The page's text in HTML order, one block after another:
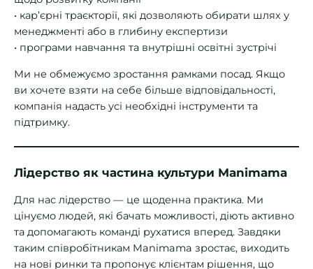
• кар’єрні траєкторії, які дозволяють обирати шлях у
менеджменті або в глибину експертизи
• програми навчання та внутрішні освітні зустрічі
Ми не обмежуємо зростання рамками посад. Якщо
ви хочете взяти на себе більше відповідальності,
компанія надасть усі необхідні інструменти та
підтримку.
Лідерство як частина культури Manimama
Для нас лідерство — це щоденна практика. Ми
цінуємо людей, які бачать можливості, діють активно
та допомагають команді рухатися вперед. Завдяки
таким співробітникам Manimama зростає, виходить
на нові ринки та пропонує клієнтам рішення, що